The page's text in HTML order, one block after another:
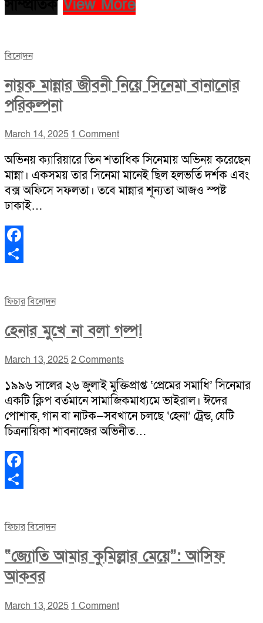
View More
বিনোদন
নায়ক মান্নার জীবনী নিয়ে সিনেমা বানানোর
পরিকল্পনা
March 14, 2025 1 Comment
অভিনয় ক্যারিয়ারে তিন শতাধিক সিনেমায় অভিনয় করেছেন
মান্না। একসময় তার সিনেমা মানেই ছিল হলভর্তি দর্শক এবং
বক্স অফিসে সফলতা। তবে মান্নার শূন্যতা আজও স্পষ্ট
ঢাকাই…
Facebook
ফিচারবিনোদন
হেনার মুখে না বলা গল্প!
March 13, 20252 Comments
১৯৯৬ সালের ২৬ জুলাই মুক্তিপ্রাপ্ত ‘প্রেমের সমাধি’ সিনেমার
একটি ক্লিপ বর্তমানে সামাজিকমাধ্যমে ভাইরাল। ঈদের
পোশাক, গান বা নাটক—সবখানে চলছে ‘হেনা’ ট্রেন্ড, যেটি
চিত্রনায়িকা শাবনাজের অভিনীত…
Facebook
ফিচারবিনোদন
“জ্যোতি আমার কুমিল্লার মেয়ে”: আসিফ
আকবর
March 13, 2025 1 Comment